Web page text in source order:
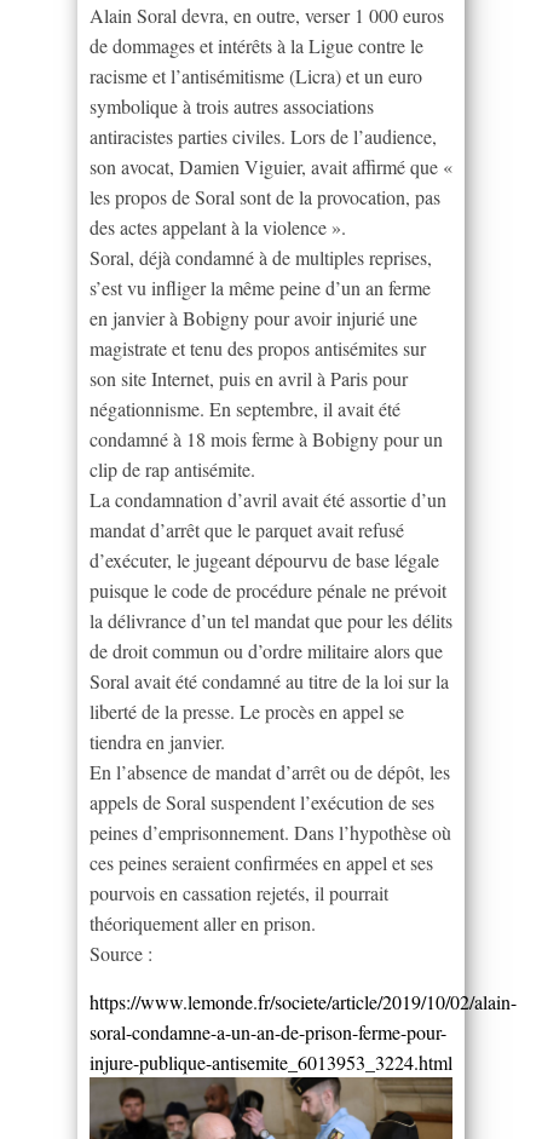
Alain Soral devra, en outre, verser 1 000 euros
de dommages et intérêts à la Ligue contre le
racisme et l’antisémitisme (Licra) et un euro
symbolique à trois autres associations
antiracistes parties civiles. Lors de l’audience,
son avocat, Damien Viguier, avait affirmé que «
les propos de Soral sont de la provocation, pas
des actes appelant à la violence ».
Soral, déjà condamné à de multiples reprises,
s’est vu infliger la même peine d’un an ferme
en janvier à Bobigny pour avoir injurié une
magistrate et tenu des propos antisémites sur
son site Internet, puis en avril à Paris pour
négationnisme. En septembre, il avait été
condamné à 18 mois ferme à Bobigny pour un
clip de rap antisémite.
La condamnation d’avril avait été assortie d’un
mandat d’arrêt que le parquet avait refusé
d’exécuter, le jugeant dépourvu de base légale
puisque le code de procédure pénale ne prévoit
la délivrance d’un tel mandat que pour les délits
de droit commun ou d’ordre militaire alors que
Soral avait été condamné au titre de la loi sur la
liberté de la presse. Le procès en appel se
tiendra en janvier.
En l’absence de mandat d’arrêt ou de dépôt, les
appels de Soral suspendent l’exécution de ses
peines d’emprisonnement. Dans l’hypothèse où
ces peines seraient confirmées en appel et ses
pourvois en cassation rejetés, il pourrait
théoriquement aller en prison.
Source :
https://www.lemonde.fr/societe/article/2019/10/02/alain-
soral-condamne-a-un-an-de-prison-ferme-pour-
injure-publique-antisemite_6013953_3224.html